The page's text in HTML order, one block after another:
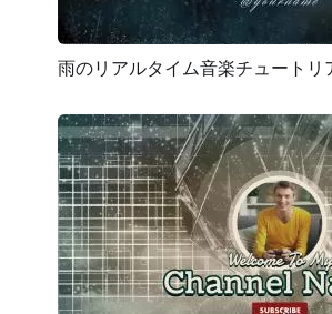
プレビュー AI